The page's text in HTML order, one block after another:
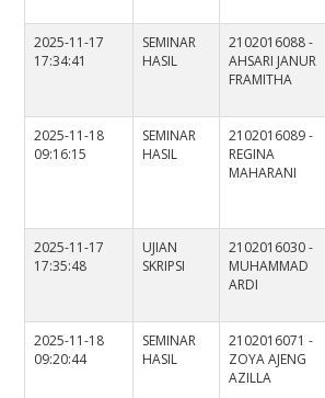
2025-11-17
17:34:41
SEMINAR
HASIL
2102016088 -
AHSARI JANUR
FRAMITHA
2025-11-18
09:16:15
SEMINAR
HASIL
2102016089 -
REGINA
MAHARANI
2025-11-17
17:35:48
UJIAN
SKRIPSI
2102016030 -
MUHAMMAD
ARDI
2025-11-18
09:20:44
SEMINAR
HASIL
2102016071 -
ZOYA AJENG
AZILLA